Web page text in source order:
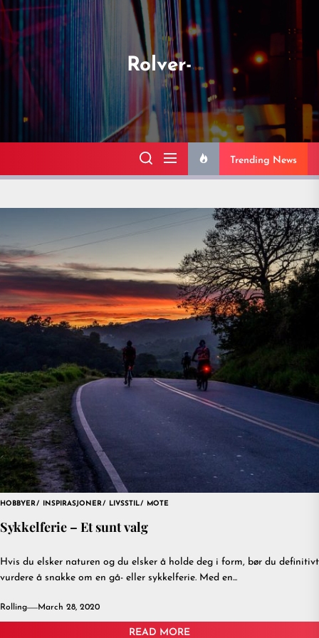
Skip
to
the
content
Rolver-
Trending News
HOBBYER INSPIRASJONER LIVSSTIL MOTE
Sykkelferie – Et sunt valg
Hvis du elsker naturen og du elsker å holde deg i form, bør du definitivt
vurdere å snakke om en gå- eller sykkelferie. Med en...
Rolling March 28, 2020
READ MORE